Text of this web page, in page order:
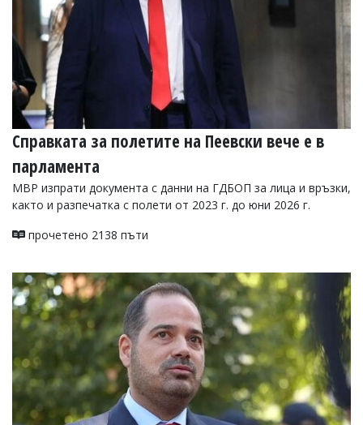
Справката за полетите на Пеевски вече е в
парламента
МВР изпрати документа с данни на ГДБОП за лица и връзки,
както и разпечатка с полети от 2023 г. до юни 2026 г.
прочетено 2138 пъти